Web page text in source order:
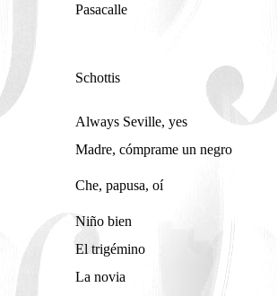
Pasacalle
Schottis
Always Seville, yes
Madre, cómprame un negro
Che, papusa, oí
Niño bien
El trigémino
La novia